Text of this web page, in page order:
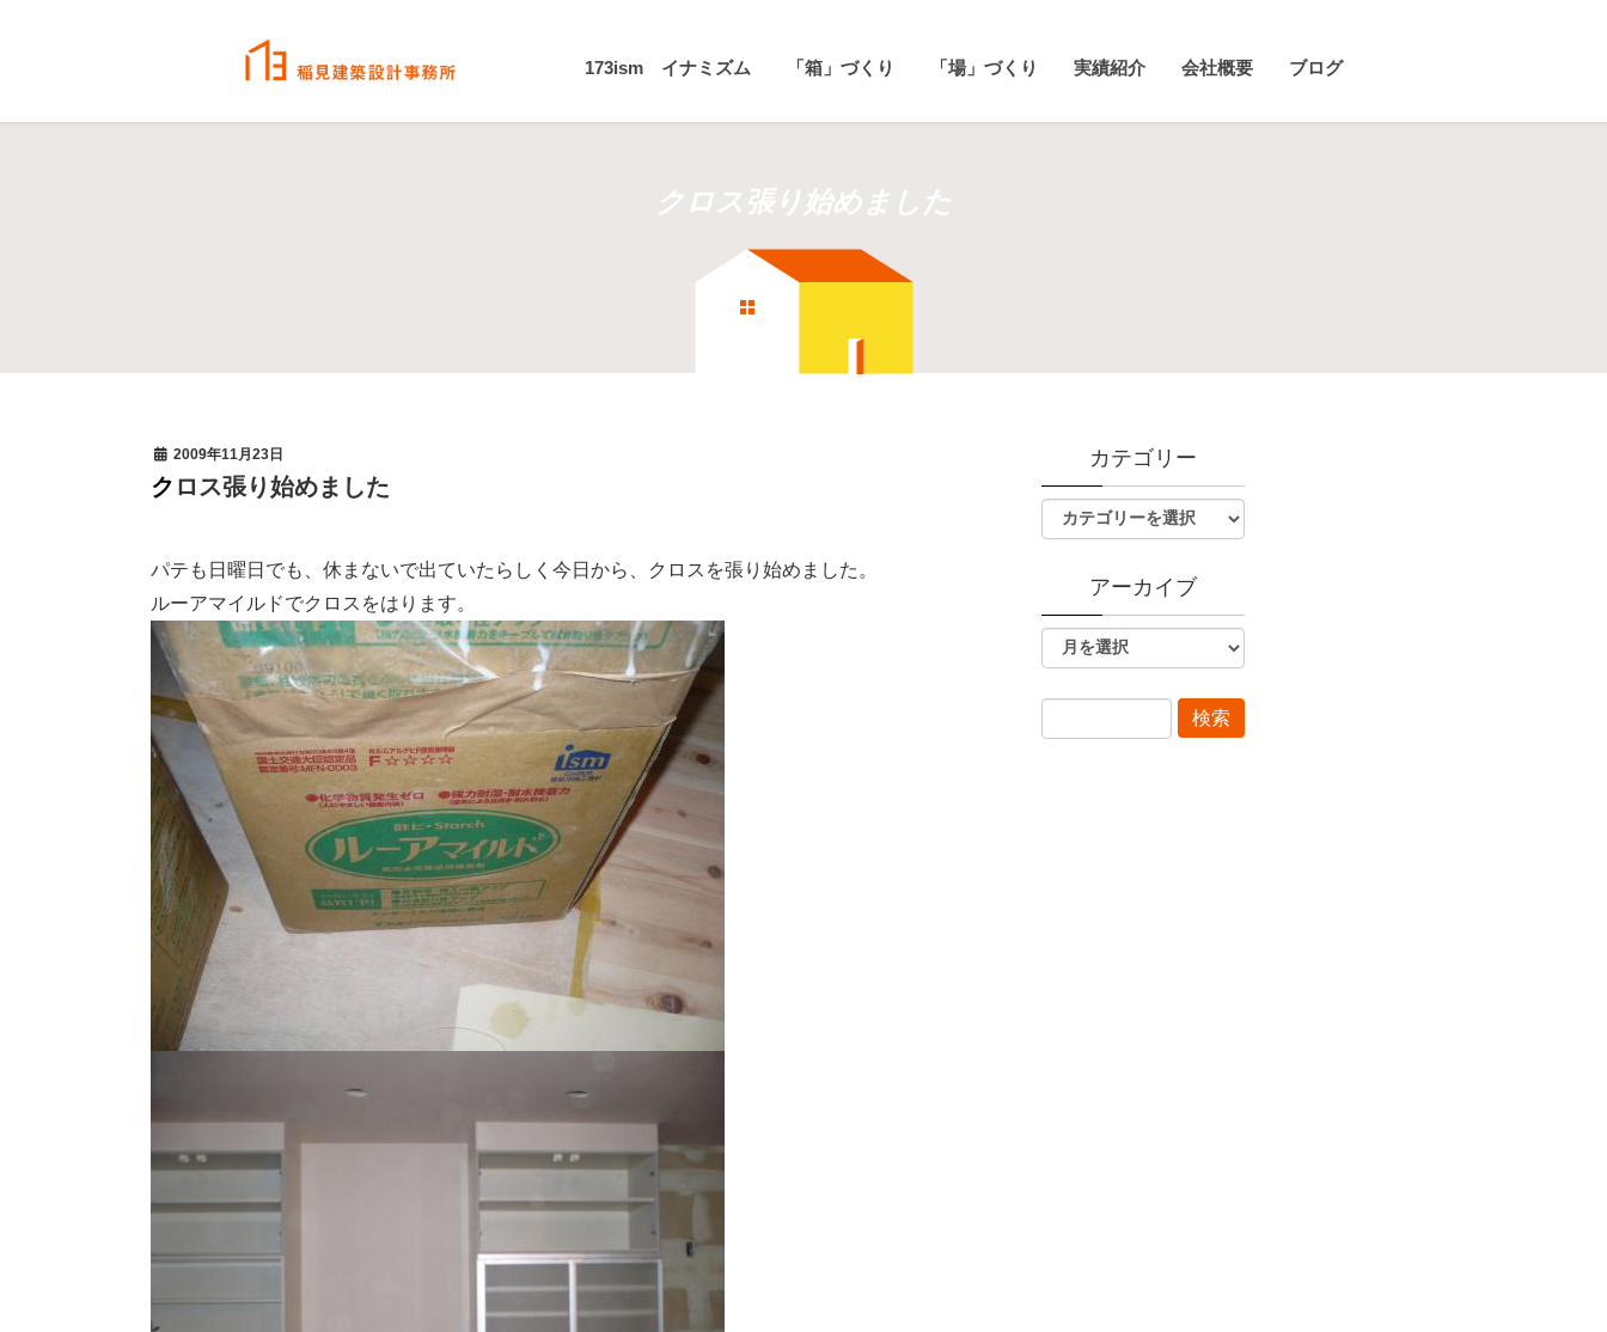
173ism イナミズム 「箱」づくり 「場」づくり 実績紹介 会社概要 ブログ
クロス張り始めました
2009年11月23日
クロス張り始めました
パテも日曜日でも、休まないで出ていたらしく今日から、クロスを張り始めました。
ルーアマイルドでクロスをはります。
カテゴリー
アーカイブ